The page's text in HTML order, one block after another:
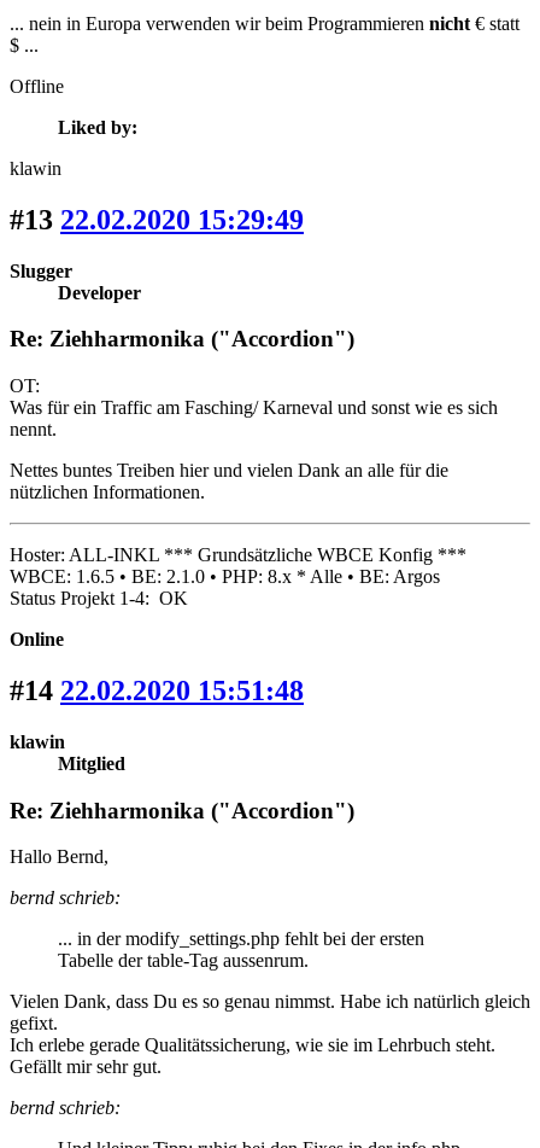
... nein in Europa verwenden wir beim Programmieren nicht € statt
$ ...
Offline
Liked by:
klawin
#13 22.02.2020 15:29:49
Slugger
Developer
Re: Ziehharmonika ("Accordion")
OT:
Was für ein Traffic am Fasching/ Karneval und sonst wie es sich
nennt.
Nettes buntes Treiben hier und vielen Dank an alle für die
nützlichen Informationen.
Hoster: ALL-INKL *** Grundsätzliche WBCE Konfig ***
WBCE: 1.6.5 • BE: 2.1.0 • PHP: 8.x * Alle • BE: Argos
Status Projekt 1-4: OK
Online
#14 22.02.2020 15:51:48
klawin
Mitglied
Re: Ziehharmonika ("Accordion")
Hallo Bernd,
bernd schrieb:
... in der modify_settings.php fehlt bei der ersten
Tabelle der table-Tag aussenrum.
Vielen Dank, dass Du es so genau nimmst. Habe ich natürlich gleich
gefixt.
Ich erlebe gerade Qualitätssicherung, wie sie im Lehrbuch steht.
Gefällt mir sehr gut.
bernd schrieb: